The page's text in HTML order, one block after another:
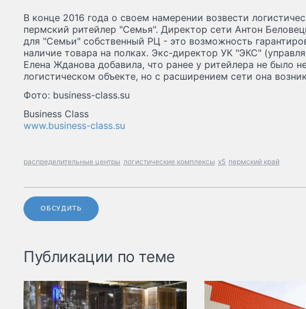
В конце 2016 года о своем намерении возвести
пермский ритейлер "Семья". Директор сети Антон
для "Семьи" собственный РЦ - это возможность
наличие товара на полках. Экс-директор УК "ЭКС"
Елена Жданова добавила, что ранее у ритейлера не было
логистическом объекте, но с расширением сети она
Фото: business-class.su
Business Class
www.business-class.su
распределительные центры логистические комплексы x5 пермский край
ОБСУДИТЬ
Публикации по теме